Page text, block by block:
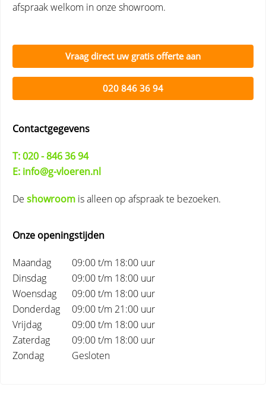
afspraak welkom in onze showroom.
Vraag direct uw gratis offerte aan
020 846 36 94
Contactgegevens
T: 020 - 846 36 94
E: info@g-vloeren.nl
De showroom is alleen op afspraak te bezoeken.
Onze openingstijden
Maandag
09:00 t/m 18:00 uur
Dinsdag
09:00 t/m 18:00 uur
Woensdag
09:00 t/m 18:00 uur
Donderdag
09:00 t/m 21:00 uur
Vrijdag
09:00 t/m 18:00 uur
Zaterdag
09:00 t/m 18:00 uur
Zondag
Gesloten